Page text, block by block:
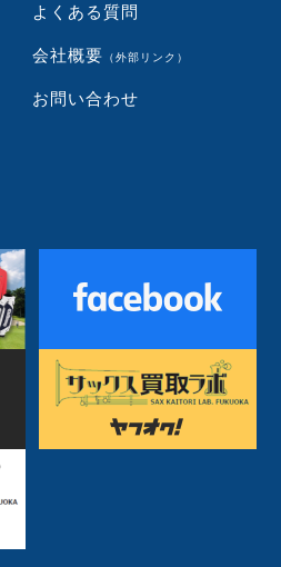
よくある質問
会社概要 （外部リンク）
お問い合わせ